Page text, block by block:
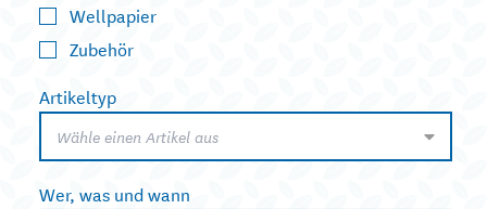
Wellpapier
Zubehör
Artikeltyp
Wähle einen Artikel aus
Wer, was und wann